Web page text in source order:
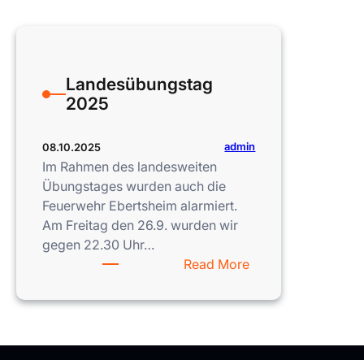
Landesübungstag
2025
08.10.2025 admin
Im Rahmen des landesweiten
Übungstages wurden auch die
Feuerwehr Ebertsheim alarmiert.
Am Freitag den 26.9. wurden wir
gegen 22.30 Uhr…
Read More:
2025